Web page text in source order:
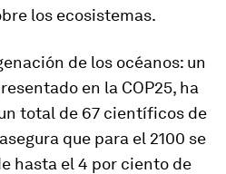
los ecosistemas.
de los océanos: un
en la COP25, ha
total de 67 científicos de
que para el 2100 se
hasta el 4 por ciento de